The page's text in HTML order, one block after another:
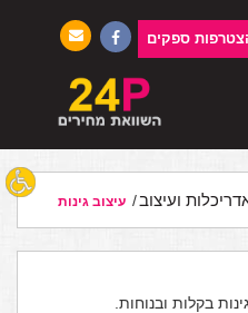
ספקים
ועיצוב עיצוב גינות
בקלות ובנוחות.